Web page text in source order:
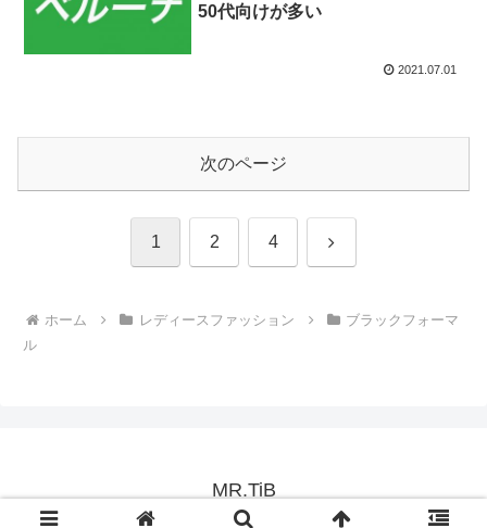
50代向けが多い
2021.07.01
次のページ
1 2 4 次
ホーム レディースファッション
ブラックフォーマ
ル
MR.TiB
© 2015 MR.TiB.